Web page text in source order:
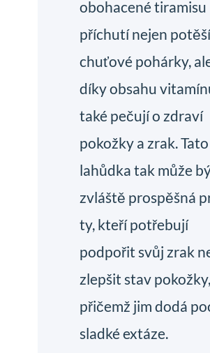
obohacené tiramisu
příchutí nejen
chuťové pohárky,
díky obsahu
také pečují o zdraví
pokožky a zrak. Tato
lahůdka tak může
zvláště prospěšná
ty, kteří potřebují
podpořit svůj zrak
zlepšit stav pokožky,
přičemž jim dodá
sladké extáze.